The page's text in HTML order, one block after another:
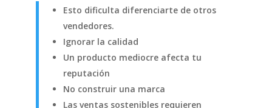
Esto dificulta diferenciarte de otros
vendedores.
Ignorar la calidad
Un producto mediocre afecta tu
reputación
No construir una marca
Las ventas sostenibles requieren